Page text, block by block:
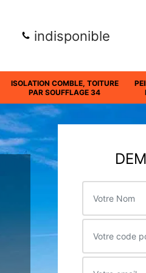
indisponible
ISOLATION COMBLE, TOITURE
PAR SOUFFLAGE 34